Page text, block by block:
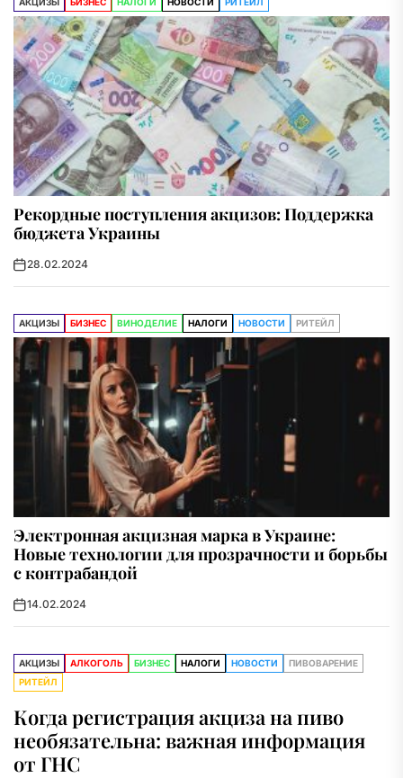
Рекордные поступления акцизов: Поддержка
бюджета Украины
28.02.2024
АКЦИЗЫ БИЗНЕС ВИНОДЕЛИЕ НАЛОГИ НОВОСТИ РИТЕЙЛ
Электронная акцизная марка в Украине:
Новые технологии для прозрачности и борьбы
с контрабандой
14.02.2024
АКЦИЗЫ АЛКОГОЛЬ БИЗНЕС НАЛОГИ НОВОСТИ
ПИВОВАРЕНИЕ
РИТЕЙЛ
Когда регистрация акциза на пиво
необязательна: важная информация
от ГНС